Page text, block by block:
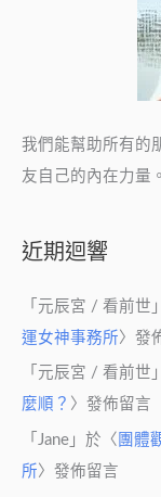
我們能幫助所有的
友自己的內在力量。
近期迴響
「 元辰宮 / 看前世
運女神事務所〉發
「 元辰宮 / 看前世
麼順？ 〉發佈留言
「 Jane 」於〈 團體
所〉發佈留言